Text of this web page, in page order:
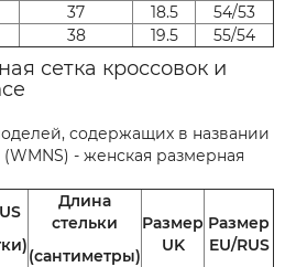
37 18.5
54/53
38 19.5 55/54
сетка кроссовок и
содержащих в названии
- женская размерная
Длина
стельки
(сантиметры)
Размер
UK
Размер
EU/RUS